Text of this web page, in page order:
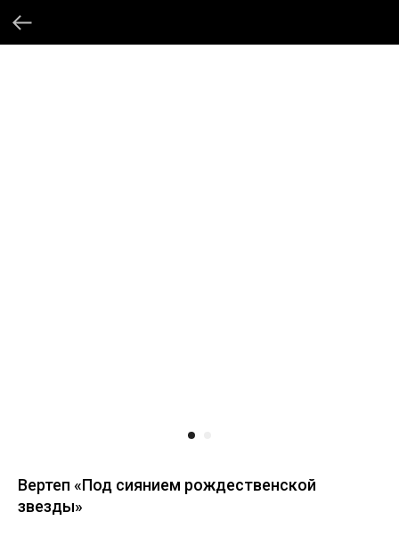
Вертеп «Под сиянием рождественской
звезды»